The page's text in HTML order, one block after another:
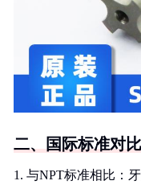
二、国际标准对
1. 与NPT标准相比：